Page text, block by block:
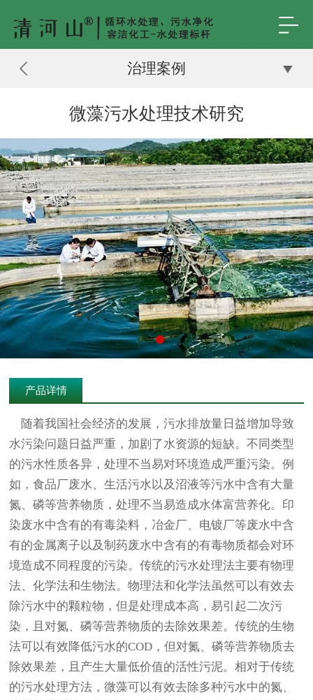
治理案例
微藻污水处理技术研究
产品详情
随着我国社会经济的发展，污水排放量日益增加导致
水污染问题日益严重，加剧了水资源的短缺。不同类型
的污水性质各异，处理不当易对环境造成严重污染。例
如，食品厂废水、生活污水以及沼液等污水中含有大量
氮、磷等营养物质，处理不当易造成水体富营养化。印
染废水中含有的有毒染料，冶金厂、电镀厂等废水中含
有的金属离子以及制药废水中含有的有毒物质都会对环
境造成不同程度的污染。传统的污水处理法主要有物理
法、化学法和生物法。物理法和化学法虽然可以有效去
除污水中的颗粒物，但是处理成本高，易引起二次污
染，且对氮、磷等营养物质的去除效果差。传统的生物
法可以有效降低污水的COD，但对氮、磷等营养物质去
除效果差，且产生大量低价值的活性污泥。相对于传统
的污水处理方法，微藻可以有效去除多种污水中的氮、